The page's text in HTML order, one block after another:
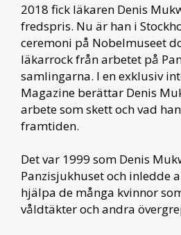
2018 fick läkaren Denis
fredspris. Nu är han i
ceremoni på Nobelmuseet
läkarrock från arbetet på
samlingarna. I en exklusiv
Magazine berättar Denis
arbete som skett och vad
framtiden.
Det var 1999 som Denis
Panzisjukhuset och inledde
hjälpa de många kvinnor
våldtäkter och andra